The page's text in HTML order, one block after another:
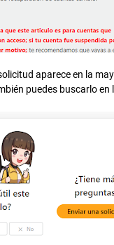
aparece en la
puedes buscarlo en